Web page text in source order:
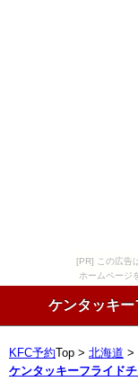
[PR] この広告
ホームページ
ケンタッキ
KFC予約 Top > 北海道 >
ケンタッキーフライド